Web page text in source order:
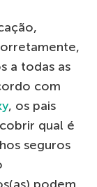
a todas as
com
, os pais
qual é
seguros
podem